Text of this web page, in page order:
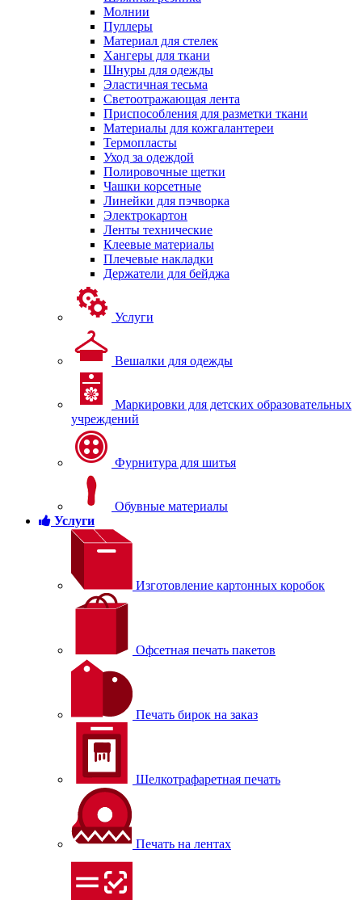
Молнии
Пуллеры
Материал для стелек
Хангеры для ткани
Шнуры для одежды
Эластичная тесьма
Светоотражающая лента
Приспособления для разметки ткани
Материалы для кожгалантереи
Термопласты
Уход за одеждой
Полировочные щетки
Чашки корсетные
Линейки для пэчворка
Электрокартон
Ленты технические
Клеевые материалы
Плечевые накладки
Держатели для бейджа
Услуги
Вешалки для одежды
Маркировки для детских образовательных
учреждений
Фурнитура для шитья
Обувные материалы
Услуги
Изготовление картонных коробок
Офсетная печать пакетов
Печать бирок на заказ
Шелкотрафаретная печать
Печать на лентах